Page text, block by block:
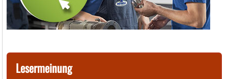
Lesermeinung